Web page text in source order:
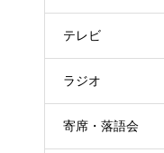
テレビ
ラジオ
寄席・落語会